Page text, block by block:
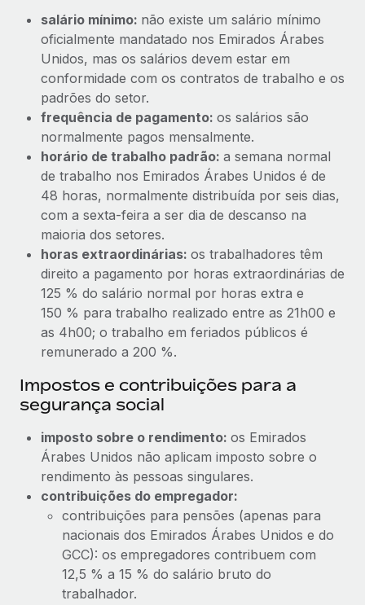
salário mínimo: não existe um salário mínimo
oficialmente mandatado nos Emirados Árabes
Unidos, mas os salários devem estar em
conformidade com os contratos de trabalho e os
padrões do setor.
frequência de pagamento: os salários são
normalmente pagos mensalmente.
horário de trabalho padrão: a semana normal
de trabalho nos Emirados Árabes Unidos é de
48 horas, normalmente distribuída por seis dias,
com a sexta-feira a ser dia de descanso na
maioria dos setores.
horas extraordinárias: os trabalhadores têm
direito a pagamento por horas extraordinárias de
125 % do salário normal por horas extra e
150 % para trabalho realizado entre as 21h00 e
as 4h00; o trabalho em feriados públicos é
remunerado a 200 %.
Impostos e contribuições para a
segurança social
imposto sobre o rendimento: os Emirados
Árabes Unidos não aplicam imposto sobre o
rendimento às pessoas singulares.
contribuições do empregador:
contribuições para pensões (apenas para
nacionais dos Emirados Árabes Unidos e do
GCC): os empregadores contribuem com
12,5 % a 15 % do salário bruto do
trabalhador.